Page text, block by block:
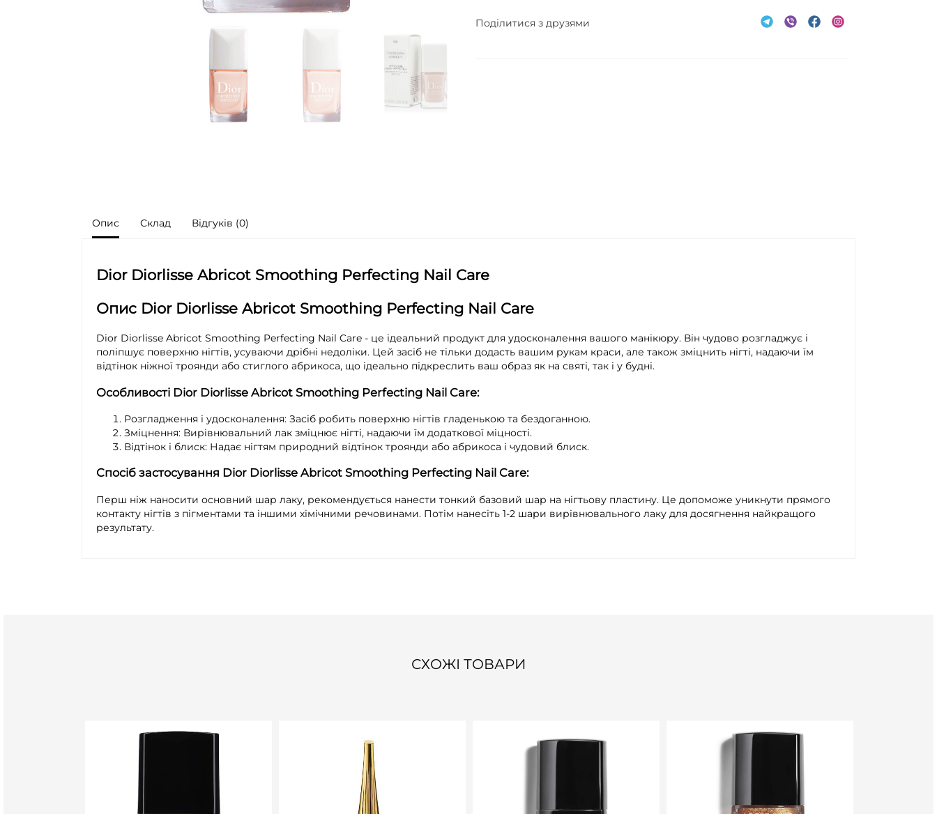
Поділитися з друзями
Опис Склад Відгуків (0)
Dior Diorlisse Abricot Smoothing Perfecting Nail Care
Опис Dior Diorlisse Abricot Smoothing Perfecting Nail Care
Dior Diorlisse Abricot Smoothing Perfecting Nail Care - це ідеальний продукт для удосконалення вашого манікюру. Він чудово розгладжує і
поліпшує поверхню нігтів, усуваючи дрібні недоліки. Цей засіб не тільки додасть вашим рукам краси, але також зміцнить нігті, надаючи їм
відтінок ніжної троянди або стиглого абрикоса, що ідеально підкреслить ваш образ як на святі, так і у будні.
Особливості Dior Diorlisse Abricot Smoothing Perfecting Nail Care:
Розгладження і удосконалення: Засіб робить поверхню нігтів гладенькою та бездоганною.
Зміцнення: Вирівнювальний лак зміцнює нігті, надаючи їм додаткової міцності.
Відтінок і блиск: Надає нігтям природний відтінок троянди або абрикоса і чудовий блиск.
Спосіб застосування Dior Diorlisse Abricot Smoothing Perfecting Nail Care:
Перш ніж наносити основний шар лаку, рекомендується нанести тонкий базовий шар на нігтьову пластину. Це допоможе уникнути прямого
контакту нігтів з пігментами та іншими хімічними речовинами. Потім нанесіть 1-2 шари вирівнювального лаку для досягнення найкращого
результату.
СХОЖІ ТОВАРИ